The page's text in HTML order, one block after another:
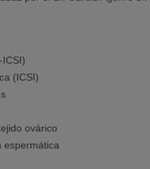
(ICSI)
ovárico
espermática